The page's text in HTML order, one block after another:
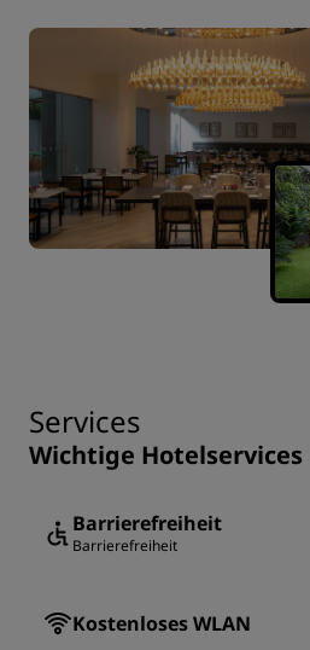
Services
Wichtige Hotelservices
Barrierefreiheit
Barrierefreiheit
Kostenloses WLAN